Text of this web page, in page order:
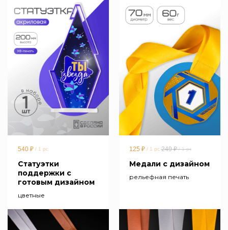
540 ₽ / 1 pc
Статуэтки
поддержки с
готовым дизайном
цветные
125 ₽ / 1 pc 249 ₽ / 1 pc
Медали с дизайном
рельефная печать